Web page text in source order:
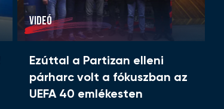
VIDEÓ
Ezúttal a Partizan elleni
párharc volt a fókuszban az
UEFA 40 emlékesten